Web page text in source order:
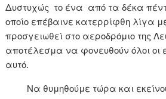
Δυστυχώς το ένα από τα δέκα
οποίο επέβαινε κατερρίφθη λίγα
προσγειωθεί στο αεροδρόμιο της
αποτέλεσμα να φονευθούν όλοι οι
αυτό.
Να θυμηθούμε τώρα και